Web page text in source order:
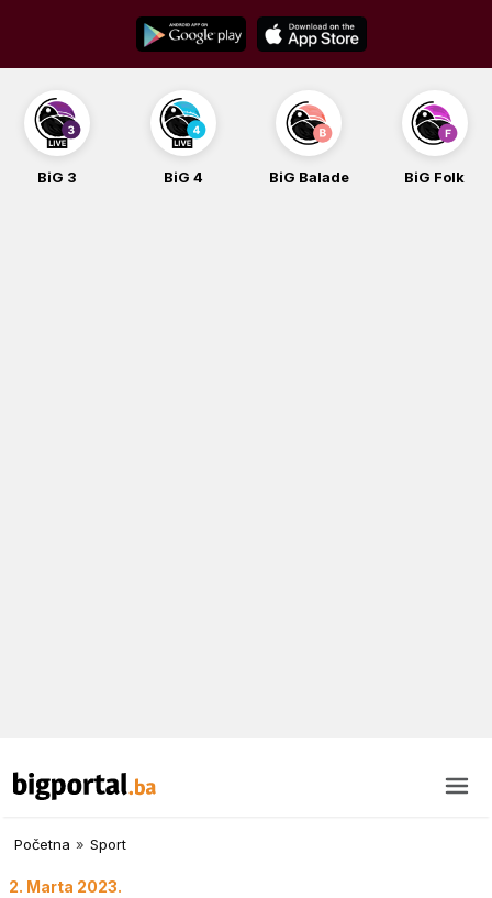
content
BiG 3 BiG 4 BiG Balade BiG Folk
Početna » Sport
2. Marta 2023.